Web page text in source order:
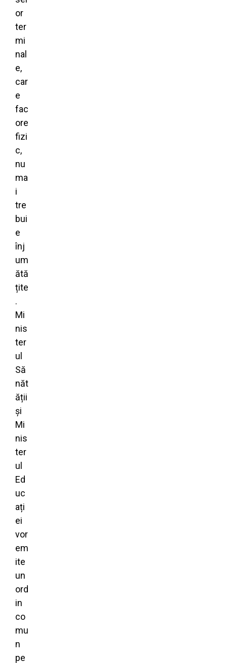
or
ter
mi
nal
e,
car
e
fac
ore
fizi
c,
nu
ma
i
tre
bui
e
înj
um
ătă
țite
.
Mi
nis
ter
ul
Să
năt
ății
și
Mi
nis
ter
ul
Ed
uc
ați
ei
vor
em
ite
un
ord
in
co
mu
n
pe